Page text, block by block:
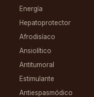
Energía
Hepatoprotector
Afrodisíaco
Ansiolítico
Antitumoral
Estimulante
Antiespasmódico